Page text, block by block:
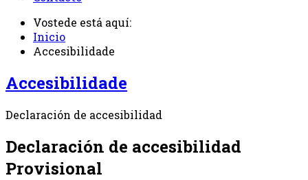
Vostede está aquí:
Inicio
Accesibilidade
Accesibilidade
Declaración de accesibilidad
Declaración de accesibilidad
Provisional